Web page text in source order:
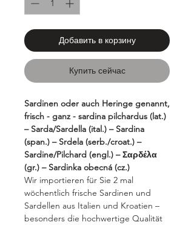
Добавить в корзину
Купить сейчас
Sardinen oder auch Heringe genannt,
frisch - ganz - sardina pilchardus (lat.)
– Sarda/Sardella (ital.) – Sardina
(span.) – Srdela (serb./croat.) –
Sardine/Pilchard (engl.) – Σαρδέλα
(gr.) – Sardinka obecná (cz.)
Wir importieren für Sie 2 mal
wöchentlich frische Sardinen und
Sardellen aus Italien und Kroatien –
besonders die hochwertige Qualität